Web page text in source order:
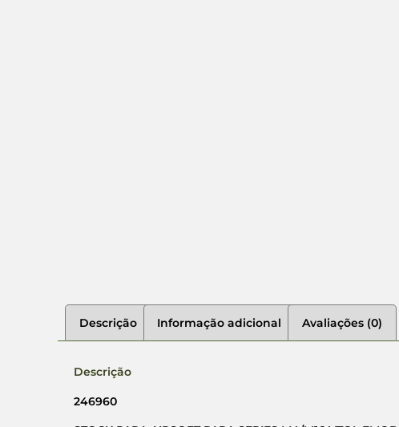
Descrição Informação adicional Avaliações (0)
Descrição
246960